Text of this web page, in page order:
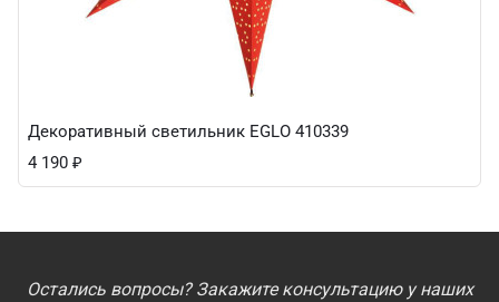
Декоративный светильник EGLO 410339
4 190 ₽
Остались вопросы? Закажите консультацию у наших